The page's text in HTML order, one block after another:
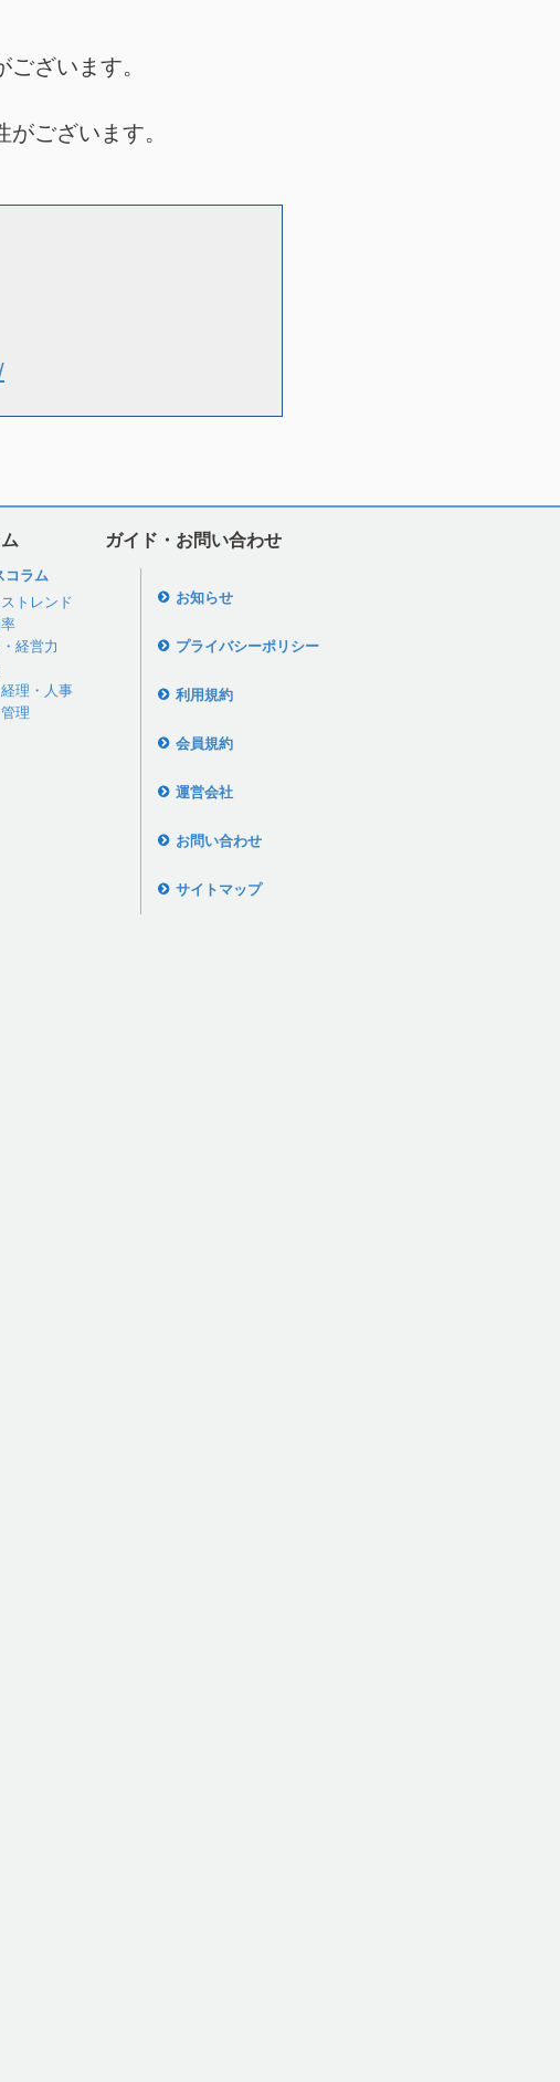
ざいます。
ございます。
ガイド・お問い合わせ
コラム
トレンド
経営力
理・人事
理
お知らせ
プライバシーポリシー
利用規約
会員規約
運営会社
お問い合わせ
サイトマップ